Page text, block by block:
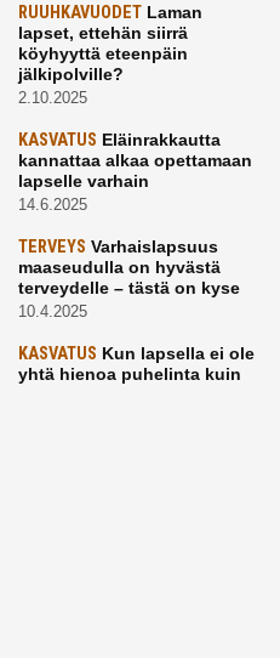
RUUHKAVUODET Laman
lapset, ettehän siirrä
köyhyyttä eteenpäin
jälkipolville?
2.10.2025
KASVATUS Eläinrakkautta
kannattaa alkaa opettamaan
lapselle varhain
14.6.2025
TERVEYS Varhaislapsuus
maaseudulla on hyvästä
terveydelle – tästä on kyse
10.4.2025
KASVATUS Kun lapsella ei ole
yhtä hienoa puhelinta kuin